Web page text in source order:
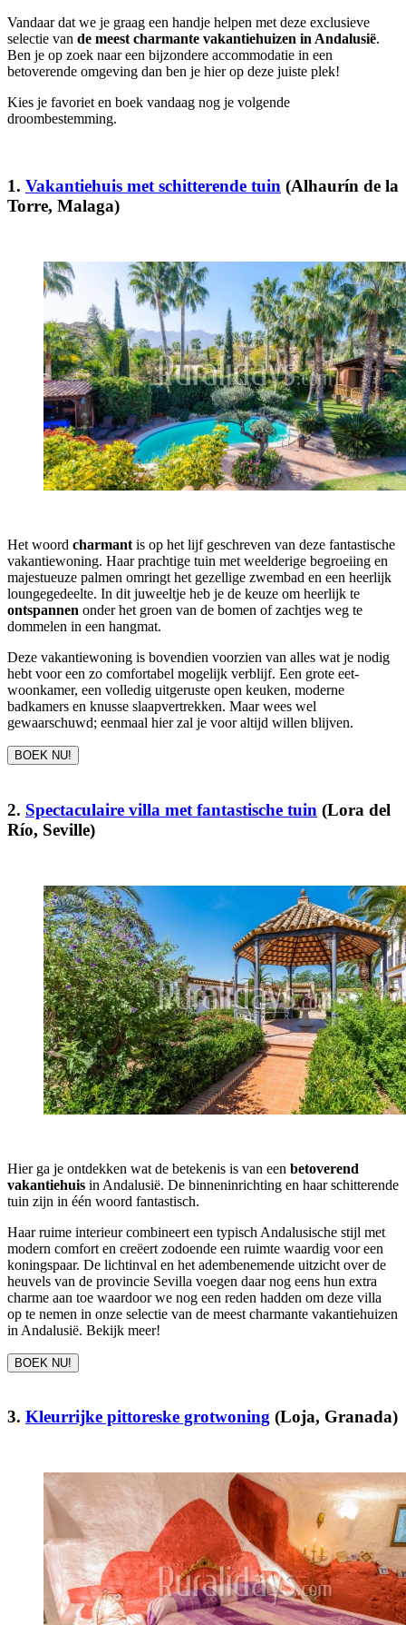
Vandaar dat we je graag een handje helpen met deze exclusieve
selectie van de meest charmante vakantiehuizen in Andalusië.
Ben je op zoek naar een bijzondere accommodatie in een
betoverende omgeving dan ben je hier op deze juiste plek!
Kies je favoriet en boek vandaag nog je volgende
droombestemming.
1. Vakantiehuis met schitterende tuin (Alhaurín de la
Torre, Malaga)
Het woord charmant is op het lijf geschreven van deze fantastische
vakantiewoning. Haar prachtige tuin met weelderige begroeiing en
majestueuze palmen omringt het gezellige zwembad en een heerlijk
loungegedeelte. In dit juweeltje heb je de keuze om heerlijk te
ontspannen onder het groen van de bomen of zachtjes weg te
dommelen in een hangmat.
Deze vakantiewoning is bovendien voorzien van alles wat je nodig
hebt voor een zo comfortabel mogelijk verblijf. Een grote eet-
woonkamer, een volledig uitgeruste open keuken, moderne
badkamers en knusse slaapvertrekken. Maar wees wel
gewaarschuwd; eenmaal hier zal je voor altijd willen blijven.
BOEK NU!
2. Spectaculaire villa met fantastische tuin (Lora del
Río, Seville)
Hier ga je ontdekken wat de betekenis is van een betoverend
vakantiehuis in Andalusië. De binneninrichting en haar schitterende
tuin zijn in één woord fantastisch.
Haar ruime interieur combineert een typisch Andalusische stijl met
modern comfort en creëert zodoende een ruimte waardig voor een
koningspaar. De lichtinval en het adembenemende uitzicht over de
heuvels van de provincie Sevilla voegen daar nog eens hun extra
charme aan toe waardoor we nog een reden hadden om deze villa
op te nemen in onze selectie van de meest charmante vakantiehuizen
in Andalusië. Bekijk meer!
BOEK NU!
3. Kleurrijke pittoreske grotwoning (Loja, Granada)